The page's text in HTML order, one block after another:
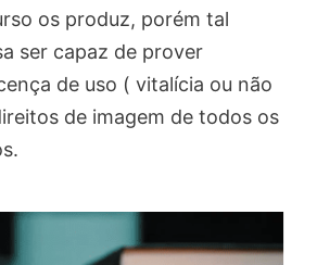
os produz, porém tal
ser capaz de prover
de uso ( vitalícia ou não
de imagem de todos os